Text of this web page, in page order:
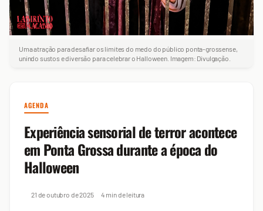
Uma atração para desafiar os limites do medo do público ponta-grossense,
unindo sustos e diversão para celebrar o Halloween. Imagem: Divulgação.
AGENDA
Experiência sensorial de terror acontece
em Ponta Grossa durante a época do
Halloween
21 de outubro de 2025 4 min de leitura